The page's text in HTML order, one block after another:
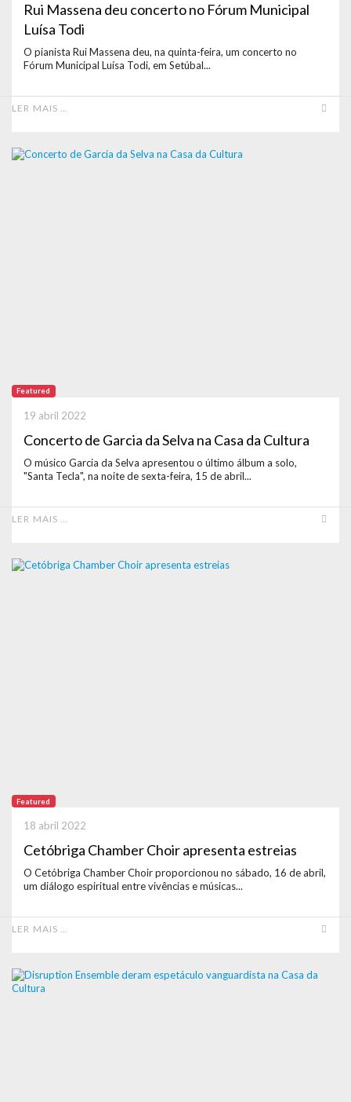
Rui Massena deu concerto no Fórum Municipal
Luísa Todi
O pianista Rui Massena deu, na quinta-feira, um concerto no
Fórum Municipal Luísa Todi, em Setúbal...
LER MAIS …
Featured
Concerto de Garcia da Selva na Casa da Cultura
19 abril 2022
O músico Garcia da Selva apresentou o último álbum a solo,
"Santa Tecla", na noite de sexta-feira, 15 de abril...
LER MAIS …
Featured
Cetóbriga Chamber Choir apresenta estreias
18 abril 2022
O Cetóbriga Chamber Choir proporcionou no sábado, 16 de abril,
um diálogo espiritual entre vivências e músicas...
LER MAIS …